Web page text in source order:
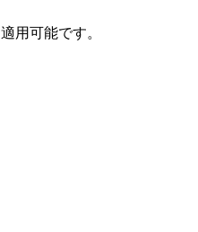
用可能です。